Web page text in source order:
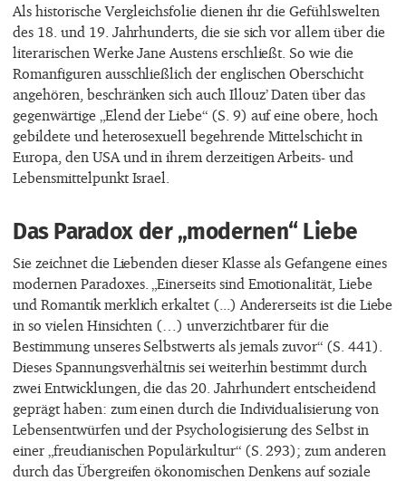
Als historische Vergleichsfolie dienen ihr die Gefühlswelten
des 18. und 19. Jahrhunderts, die sie sich vor allem über die
literarischen Werke Jane Austens erschließt. So wie die
Romanfiguren ausschließlich der englischen Oberschicht
angehören, beschränken sich auch Illouz’ Daten über das
gegenwärtige „Elend der Liebe“ (S. 9) auf eine obere, hoch
gebildete und heterosexuell begehrende Mittelschicht in
Europa, den USA und in ihrem derzeitigen Arbeits- und
Lebensmittelpunkt Israel.
Das Paradox der „modernen“ Liebe
Sie zeichnet die Liebenden dieser Klasse als Gefangene eines
modernen Paradoxes. „Einerseits sind Emotionalität, Liebe
und Romantik merklich erkaltet (...) Andererseits ist die Liebe
in so vielen Hinsichten (…) unverzichtbarer für die
Bestimmung unseres Selbstwerts als jemals zuvor“ (S. 441).
Dieses Spannungsverhältnis sei weiterhin bestimmt durch
zwei Entwicklungen, die das 20. Jahrhundert entscheidend
geprägt haben: zum einen durch die Individualisierung von
Lebensentwürfen und der Psychologisierung des Selbst in
einer „freudianischen Populärkultur“ (S. 293); zum anderen
durch das Übergreifen ökonomischen Denkens auf soziale